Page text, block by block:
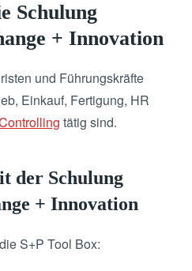
Schulung
+ Innovation
und Führungskräfte
Einkauf, Fertigung, HR
tätig sind.
der Schulung
+ Innovation
S+P Tool Box: